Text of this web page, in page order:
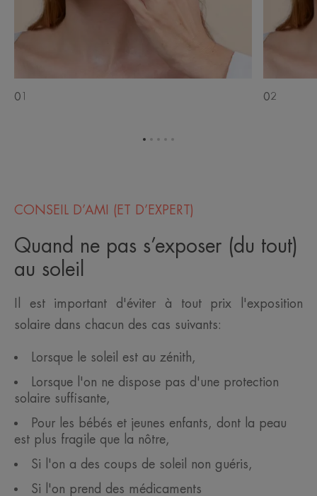
01 02
CONSEIL D’AMI (ET D’EXPERT)
Quand ne pas s’exposer (du tout)
au soleil
Il est important d'éviter à tout prix l'exposition
solaire dans chacun des cas suivants:
Lorsque le soleil est au zénith,
Lorsque l'on ne dispose pas d'une protection
solaire suffisante,
Pour les bébés et jeunes enfants, dont la peau
est plus fragile que la nôtre,
Si l'on a des coups de soleil non guéris,
Si l'on prend des médicaments